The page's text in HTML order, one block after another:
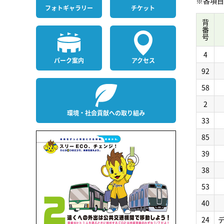
フォトギャラリー チケット
パーク案内 アクセス
環境・社会貢献への取り組み
背番号
4
92
58
2
33
85
39
38
53
40
24